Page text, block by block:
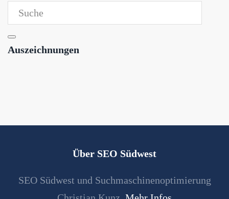
Auszeichnungen
Über SEO Südwest
SEO Südwest und Suchmaschinenoptimierung